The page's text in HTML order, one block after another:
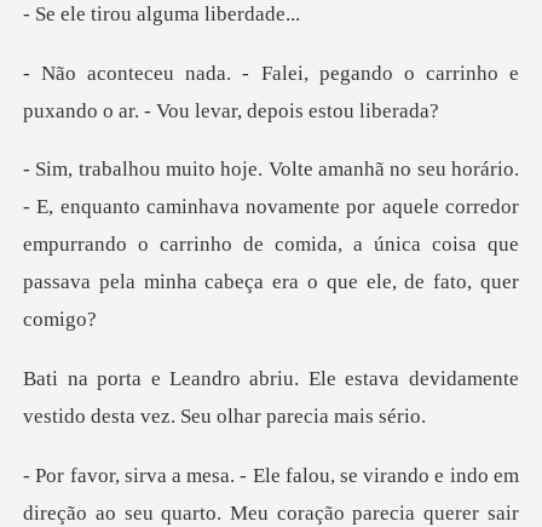
rou alguma
gando o carrinho e
puxando o ar.
inhava novamente por aquele corredor
empurrando o carrinho de comida, a úni
estava devidamente
vestido desta
a querer sair